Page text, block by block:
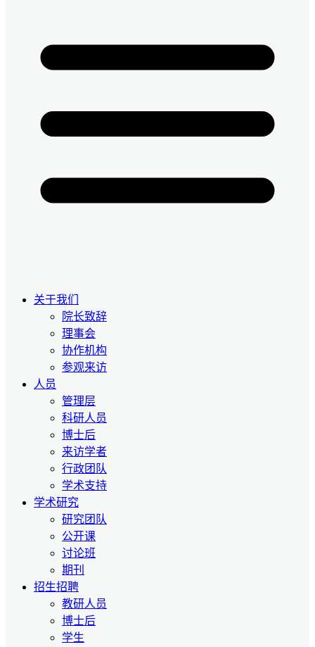
关于我们
院长致辞
理事会
协作机构
参观来访
人员
管理层
科研人员
博士后
来访学者
行政团队
学术支持
学术研究
研究团队
公开课
讨论班
期刊
招生招聘
教研人员
博士后
学生